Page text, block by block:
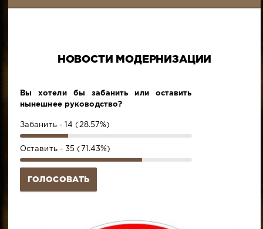
НОВОСТИ МОДЕРНИЗАЦИИ
Вы хотели бы забанить или оставить
нынешнее руководство?
Забанить - 14 (28.57%)
Оставить - 35 (71.43%)
ГОЛОСОВАТЬ